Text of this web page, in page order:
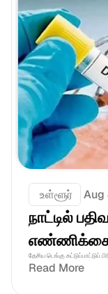
உள்ளூர் Aug
நாட்டில்
எண்ணிக்கை
தேசிய டெங்கு கட்டுப்பாட்டுப்
Read More